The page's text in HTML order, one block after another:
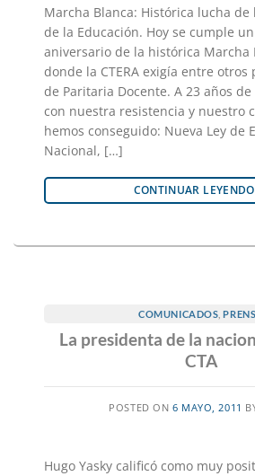
Marcha Blanca: Histórica lucha de
de la Educación. Hoy se cumple
aniversario de la histórica Marcha
donde la CTERA exigía entre otros
de Paritaria Docente. A 23 años
con nuestra resistencia y nuestro
hemos conseguido: Nueva Ley de
Nacional, […]
CONTINUAR LEYENDO
COMUNICADOS ,
La presidenta de la
CTA
POSTED ON 6 MAYO, 2011
Hugo Yasky calificó como muy